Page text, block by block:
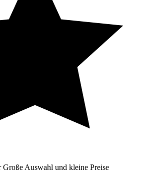
Große Auswahl und kleine Preise